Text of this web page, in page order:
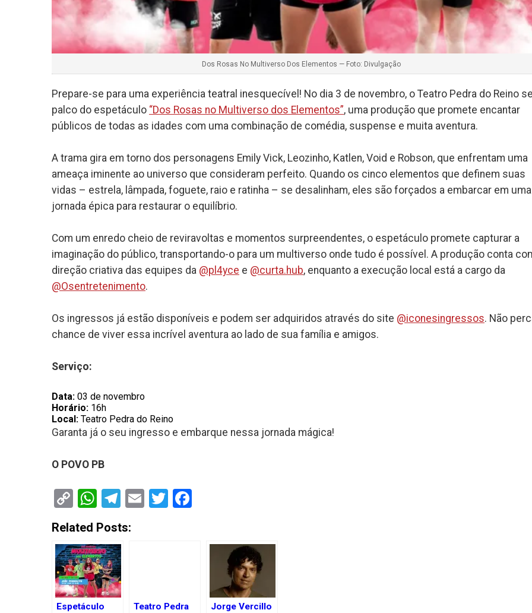
Dos Rosas No Multiverso Dos Elementos — Foto: Divulgação
Prepare-se para uma experiência teatral inesquecível! No dia 3 de novembro, o Teatro Pedra do Reino
palco do espetáculo “Dos Rosas no Multiverso dos Elementos”, uma produção que promete encantar
públicos de todas as idades com uma combinação de comédia, suspense e muita aventura.
A trama gira em torno dos personagens Emily Vick, Leozinho, Katlen, Void e Robson, que enfrentam uma
ameaça iminente ao universo que consideram perfeito. Quando os cinco elementos que definem suas
vidas – estrela, lâmpada, foguete, raio e ratinha – se desalinham, eles são forçados a embarcar em uma
jornada épica para restaurar o equilíbrio.
Com um enredo cheio de reviravoltas e momentos surpreendentes, o espetáculo promete capturar a
imaginação do público, transportando-o para um multiverso onde tudo é possível. A produção conta
direção criativa das equipes da @pl4yce e @curta.hub, enquanto a execução local está a cargo da
@Osentretenimento.
Os ingressos já estão disponíveis e podem ser adquiridos através do site @iconesingressos. Não
chance de viver essa incrível aventura ao lado de sua família e amigos.
Serviço:
Data: 03 de novembro
Horário: 16h
Local: Teatro Pedra do Reino
Garanta já o seu ingresso e embarque nessa jornada mágica!
O POVO PB
Copy
Link
WhatsApp
Telegram
EmailTwitter
Related Posts:
Espetáculo Teatro Pedra Jorge Vercillo